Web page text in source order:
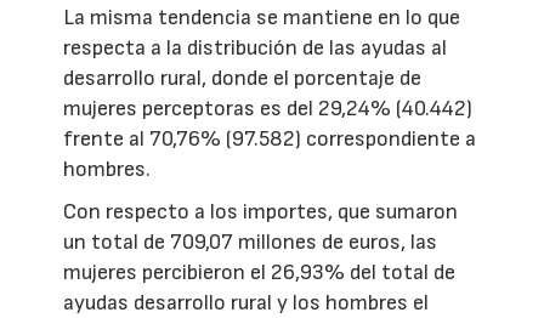
La misma tendencia se mantiene en lo que
respecta a la distribución de las ayudas al
desarrollo rural, donde el porcentaje de
mujeres perceptoras es del 29,24% (40.442)
frente al 70,76% (97.582) correspondiente a
hombres.
Con respecto a los importes, que sumaron
un total de 709,07 millones de euros, las
mujeres percibieron el 26,93% del total de
ayudas desarrollo rural y los hombres el